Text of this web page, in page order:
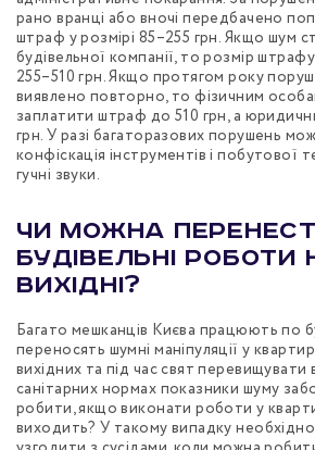
рано вранці або вночі передбачено
штраф у розмірі 85–255 грн. Якщо шум
будівельної компанії, то розмір
255–510 грн. Якщо протягом року
виявлено повторно, то фізичним
заплатити штраф до 510 грн, а
грн. У разі багаторазових порушень
конфіскація інструментів і побутової
гучні звуки.
Чи можна
будівельні роботи
вихідні?
Багато мешканців Києва працюють по
переносять шумні маніпуляції у
вихідних та під час свят перевищувати
санітарних нормах показники шуму
робити, якщо виконати роботи у
виходить? У такому випадку